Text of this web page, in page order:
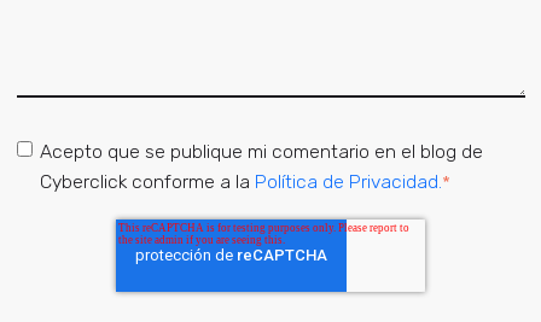
Acepto que se publique mi comentario en el blog de
Cyberclick conforme a la Política de Privacidad.*